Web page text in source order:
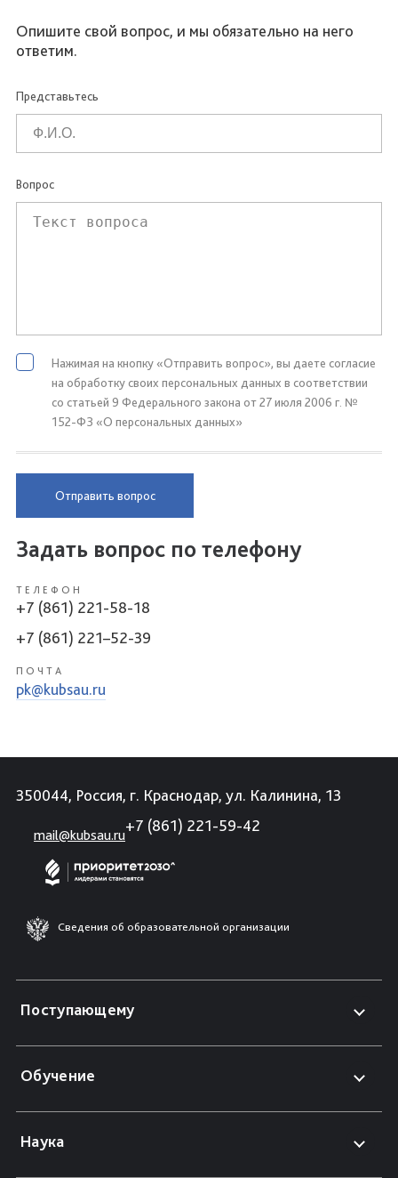
Опишите свой вопрос, и мы обязательно на него
ответим.
Представьтесь
Вопрос
Нажимая на кнопку «Отправить вопрос», вы даете согласие
на обработку своих персональных данных в соответствии
со статьей 9 Федерального закона от 27 июля 2006 г. №
152-ФЗ «О персональных данных»
Отправить вопрос
Задать вопрос по телефону
ТЕЛЕФОН
+7 (861) 221-58-18
+7 (861) 221–52-39
ПОЧТА
pk@kubsau.ru
350044, Россия, г. Краснодар, ул. Калинина, 13
mail@kubsau.ru
+7 (861) 221-59-42
Сведения об образовательной организации
Поступающему
Обучение
Наука